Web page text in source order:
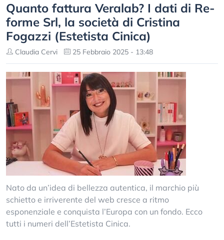
Quanto fattura Veralab? I dati di Re-
forme Srl, la società di Cristina
Fogazzi (Estetista Cinica)
Claudia Cervi 25 Febbraio 2025 - 13:48
Nato da un’idea di bellezza autentica, il marchio più
schietto e irriverente del web cresce a ritmo
esponenziale e conquista l’Europa con un fondo. Ecco
tutti i numeri dell’Estetista Cinica.